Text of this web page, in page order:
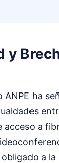
y
ha
acceso a
a